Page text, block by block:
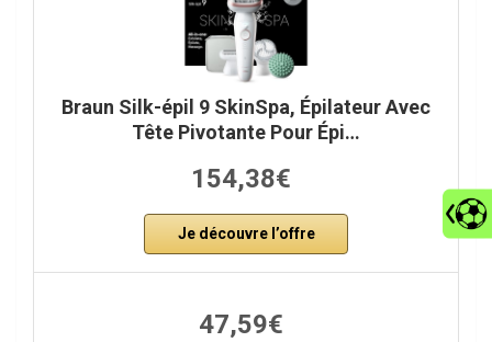
Braun Silk-épil 9 SkinSpa, Épilateur Avec
Tête Pivotante Pour Épi…
154,38€
Je découvre l’offre
47,59€